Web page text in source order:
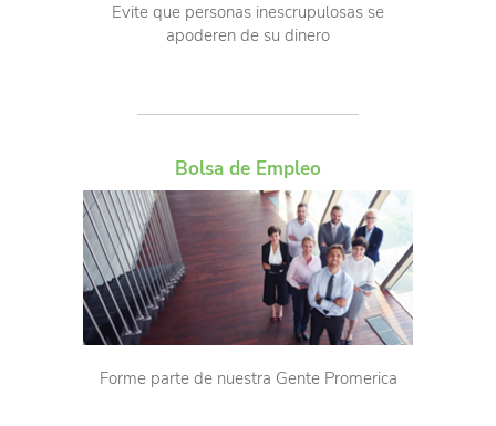
Evite que personas inescrupulosas se
apoderen de su dinero
Bolsa de Empleo
Forme parte de nuestra Gente Promerica